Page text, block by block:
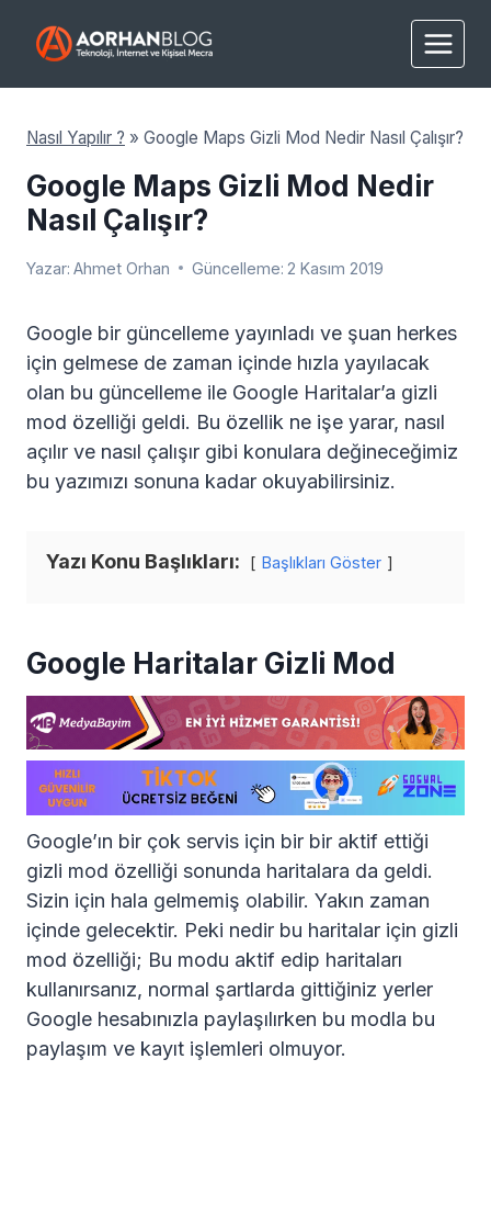
Nasıl Yapılır ? » Google Maps Gizli Mod Nedir Nasıl Çalışır?
Google Maps Gizli Mod Nedir
Nasıl Çalışır?
Yazar: Ahmet Orhan Güncelleme: 2 Kasım 2019
Google bir güncelleme yayınladı ve şuan herkes
için gelmese de zaman içinde hızla yayılacak
olan bu güncelleme ile Google Haritalar’a gizli
mod özelliği geldi. Bu özellik ne işe yarar, nasıl
açılır ve nasıl çalışır gibi konulara değineceğimiz
bu yazımızı sonuna kadar okuyabilirsiniz.
Yazı Konu Başlıkları: Başlıkları Göster
Google Haritalar Gizli Mod
Google’ın bir çok servis için bir bir aktif ettiği
gizli mod özelliği sonunda haritalara da geldi.
Sizin için hala gelmemiş olabilir. Yakın zaman
içinde gelecektir. Peki nedir bu haritalar için gizli
mod özelliği; Bu modu aktif edip haritaları
kullanırsanız, normal şartlarda gittiğiniz yerler
Google hesabınızla paylaşılırken bu modla bu
paylaşım ve kayıt işlemleri olmuyor.